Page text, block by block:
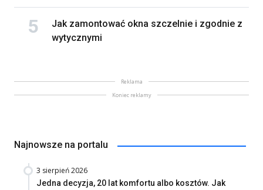
Jak zamontować okna szczelnie i zgodnie z
wytycznymi
Reklama
Koniec reklamy
Najnowsze na portalu
3 sierpień 2026
Jedna decyzja, 20 lat komfortu albo kosztów. Jak